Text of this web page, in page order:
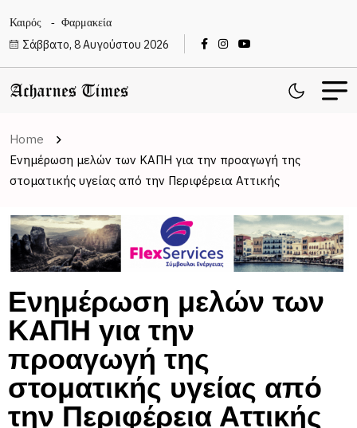
Καιρός Φαρμακεία
Σάββατο, 8 Αυγούστου 2026
Home
Ενημέρωση μελών των ΚΑΠΗ για την προαγωγή της
στοματικής υγείας από την Περιφέρεια Αττικής
Ενημέρωση μελών των
ΚΑΠΗ για την
προαγωγή της
στοματικής υγείας από
την Περιφέρεια Αττικής